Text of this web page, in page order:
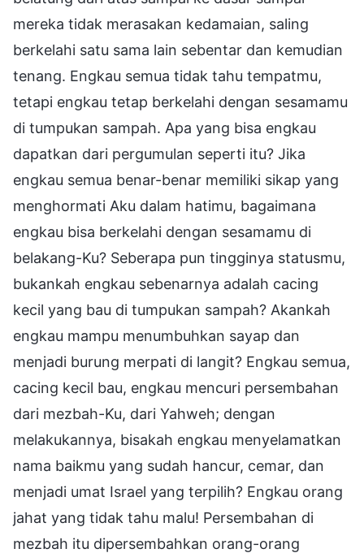
mereka tidak merasakan kedamaian, saling
berkelahi satu sama lain sebentar dan kemudian
tenang. Engkau semua tidak tahu tempatmu,
tetapi engkau tetap berkelahi dengan sesamamu
di tumpukan sampah. Apa yang bisa engkau
dapatkan dari pergumulan seperti itu? Jika
engkau semua benar-benar memiliki sikap yang
menghormati Aku dalam hatimu, bagaimana
engkau bisa berkelahi dengan sesamamu di
belakang-Ku? Seberapa pun tingginya statusmu,
bukankah engkau sebenarnya adalah cacing
kecil yang bau di tumpukan sampah? Akankah
engkau mampu menumbuhkan sayap dan
menjadi burung merpati di langit? Engkau semua,
cacing kecil bau, engkau mencuri persembahan
dari mezbah-Ku, dari Yahweh; dengan
melakukannya, bisakah engkau menyelamatkan
nama baikmu yang sudah hancur, cemar, dan
menjadi umat Israel yang terpilih? Engkau orang
jahat yang tidak tahu malu! Persembahan di
mezbah itu dipersembahkan orang-orang